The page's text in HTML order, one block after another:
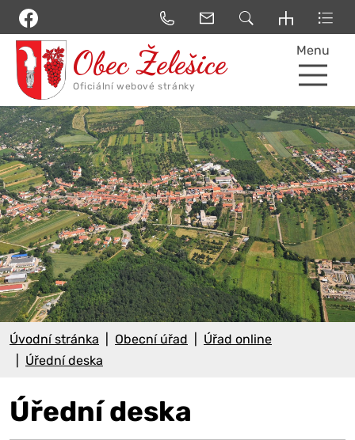
Menu
Úvodní stránka Obecní úřad
Úřad online
Úřední deska
Úřední deska